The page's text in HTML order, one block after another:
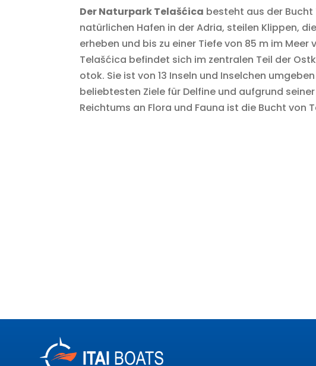
Der Naturpark Telašćica besteht aus der
natürlichen Hafen in der Adria, steilen Klippen,
erheben und bis zu einer Tiefe von 85 m im Meer
Telašćica befindet sich im zentralen Teil der
otok. Sie ist von 13 Inseln und Inselchen
beliebtesten Ziele für Delfine und aufgrund
Reichtums an Flora und Fauna ist die Bucht von